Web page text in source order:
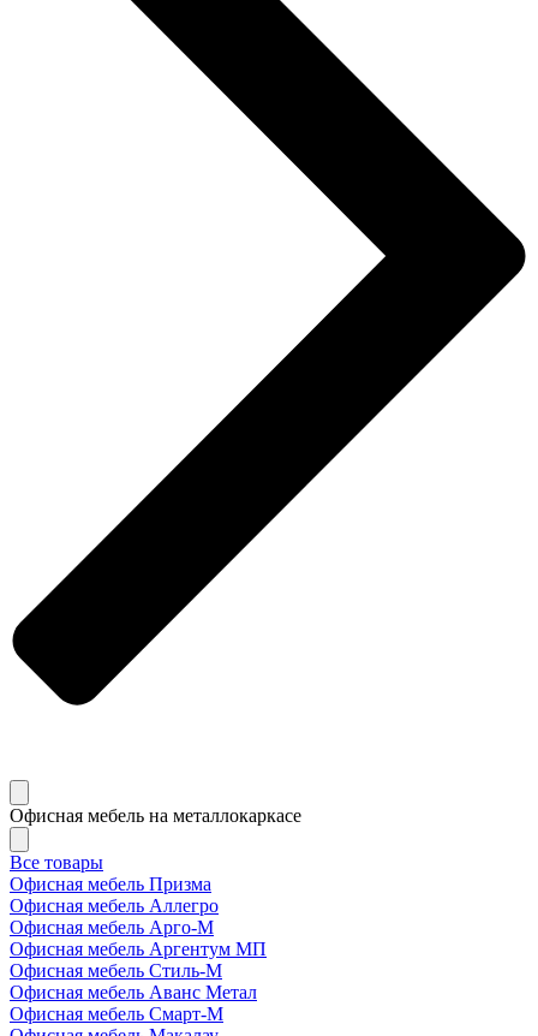
Офисная мебель на металлокаркасе
Все товары
Офисная мебель Призма
Офисная мебель Аллегро
Офисная мебель Арго-М
Офисная мебель Аргентум МП
Офисная мебель Стиль-М
Офисная мебель Аванс Метал
Офисная мебель Смарт-М